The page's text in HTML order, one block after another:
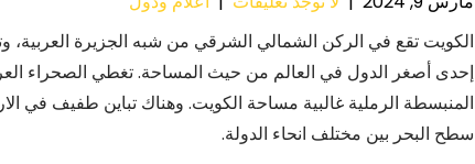
الكويت تقع في الركن الشمالي الشرقي من شبه الجزيرة العربية،
إحدى أصغر الدول في العالم من حيث المساحة. تغطي الصحراء
المنبسطة الرملية غالبية مساحة الكويت. وهناك تباين طفيف في
سطح البحر بين مختلف انحاء الدولة.